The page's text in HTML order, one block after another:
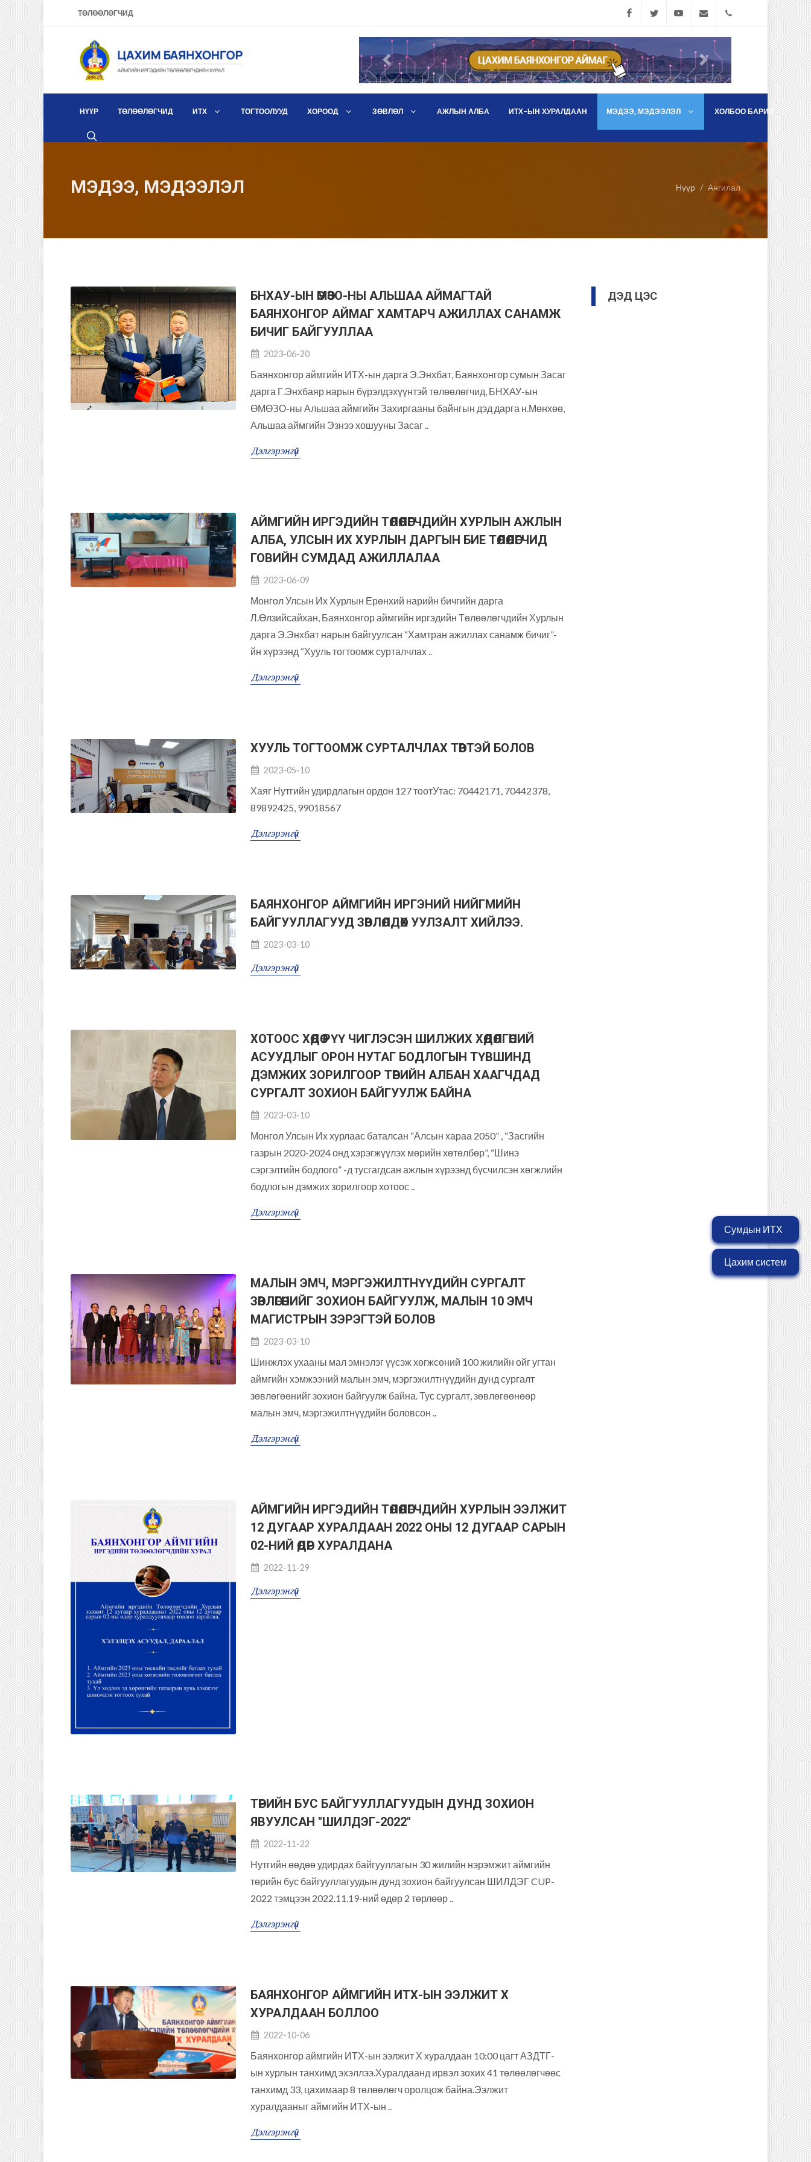
ТӨЛӨӨЛӨГЧИД FacebookTwitter YouTube 70442378,
Өмнөх Дараах
НҮҮР ТӨЛӨӨЛӨГЧИД ИТХ ТОГТООЛУУД ХОРООД ЗӨВЛӨЛ АЖЛЫН АЛБА ИТХ-ЫН ХУРАЛДААН МЭДЭЭ, МЭДЭЭЛЭЛ ХОЛБОО БАРИХ
МЭДЭЭ, МЭДЭЭЛЭЛ Нүүр Ангилал
БНХАУ-ЫН ӨМӨЗО-НЫ АЛЬШАА АЙМАГТАЙ
БАЯНХОНГОР АЙМАГ ХАМТАРЧ АЖИЛЛАХ САНАМЖ
БИЧИГ БАЙГУУЛЛАА
2023-06-20
Баянхонгор аймгийн ИТХ-ын дарга Э.Энхбат, Баянхонгор сумын Засаг
дарга Г.Энхбаяр нарын бүрэлдэхүүнтэй төлөөлөгчид, БНХАУ-ын
ӨМӨЗО-ны Альшаа аймгийн Захиргааны байнгын дэд дарга н.Мөнхөө,
Альшаа аймгийн Эзнээ хошууны Засаг ..
Дэлгэрэнгүй
АЙМГИЙН ИРГЭДИЙН ТӨЛӨӨЛӨГЧДИЙН ХУРЛЫН АЖЛЫН
АЛБА, УЛСЫН ИХ ХУРЛЫН ДАРГЫН БИЕ ТӨЛӨӨЛӨГЧИД
ГОВИЙН СУМДАД АЖИЛЛАЛАА
2023-06-09
Монгол Улсын Их Хурлын Ерөнхий нарийн бичгийн дарга
Л.Өлзийсайхан, Баянхонгор аймгийн иргэдийн Төлөөлөгчдийн Хурлын
дарга Э.Энхбат нарын байгуулсан “Хамтран ажиллах санамж бичиг”-
йн хүрээнд “Хууль тогтоомж сурталчлах ..
Дэлгэрэнгүй
ХУУЛЬ ТОГТООМЖ СУРТАЛЧЛАХ ТӨВТЭЙ БОЛОВ
2023-05-10
Хаяг Нутгийн удирдлагын ордон 127 тоотУтас: 70442171, 70442378,
89892425, 99018567
Дэлгэрэнгүй
БАЯНХОНГОР АЙМГИЙН ИРГЭНИЙ НИЙГМИЙН
БАЙГУУЛЛАГУУД ЗӨВЛӨЛДӨХ УУЛЗАЛТ ХИЙЛЭЭ.
2023-03-10
Дэлгэрэнгүй
ХОТООС ХӨДӨӨ РҮҮ ЧИГЛЭСЭН ШИЛЖИХ ХӨДӨЛГӨӨНИЙ
АСУУДЛЫГ ОРОН НУТАГ БОДЛОГЫН ТҮВШИНД
ДЭМЖИХ ЗОРИЛГООР ТӨРИЙН АЛБАН ХААГЧДАД
СУРГАЛТ ЗОХИОН БАЙГУУЛЖ БАЙНА
2023-03-10
Монгол Улсын Их хурлаас баталсан “Алсын хараа 2050” , “Засгийн
газрын 2020-2024 онд хэрэгжүүлэх мөрийн хөтөлбөр”, “Шинэ
сэргэлтийн бодлого” -д тусгагдсан ажлын хүрээнд бүсчилсэн хөгжлийн
бодлогын дэмжих зорилгоор хотоос ..
Дэлгэрэнгүй
МАЛЫН ЭМЧ, МЭРГЭЖИЛТНҮҮДИЙН СУРГАЛТ
ЗӨВЛӨГӨӨНИЙГ ЗОХИОН БАЙГУУЛЖ, МАЛЫН 10 ЭМЧ
МАГИСТРЫН ЗЭРЭГТЭЙ БОЛОВ
2023-03-10
Шинжлэх ухааны мал эмнэлэг үүсэж хөгжсөний 100 жилийн ойг угтан
аймгийн хэмжээний малын эмч, мэргэжилтнүүдийн дунд сургалт
зөвлөгөөнийг зохион байгуулж байна. Тус сургалт, зөвлөгөөнөөр
малын эмч, мэргэжилтнүүдийн боловсон ..
Дэлгэрэнгүй
АЙМГИЙН ИРГЭДИЙН ТӨЛӨӨЛӨГЧДИЙН ХУРЛЫН ЭЭЛЖИТ
12 ДУГААР ХУРАЛДААН 2022 ОНЫ 12 ДУГААР САРЫН
02-НИЙ ӨДӨР ХУРАЛДАНА
2022-11-29
Дэлгэрэнгүй
ТӨРИЙН БУС БАЙГУУЛЛАГУУДЫН ДУНД ЗОХИОН
ЯВУУЛСАН "ШИЛДЭГ-2022"
2022-11-22
Нутгийн өөдөө удирдах байгууллагын 30 жилийн нэрэмжит аймгийн
төрийн бус байгууллагуудын дунд зохион байгуулсан ШИЛДЭГ CUP-
2022 тэмцээн 2022.11.19-ний өдөр 2 төрлөөр ..
Дэлгэрэнгүй
БАЯНХОНГОР АЙМГИЙН ИТХ-ЫН ЭЭЛЖИТ X
ХУРАЛДААН БОЛЛОО
2022-10-06
Баянхонгор аймгийн ИТХ-ын ээлжит Х хуралдаан 10:00 цагт АЗДТГ-
ын хурлын танхимд эхэллээ.Хуралдаанд ирвэл зохих 41 төлөөлөгчөөс
танхимд 33, цахимаар 8 төлөөлөгч оролцож байна.Ээлжит
хуралдааныг аймгийн ИТХ-ын ..
Дэлгэрэнгүй
ДЭД ЦЭС
Сумдын ИТХ
Цахим систем